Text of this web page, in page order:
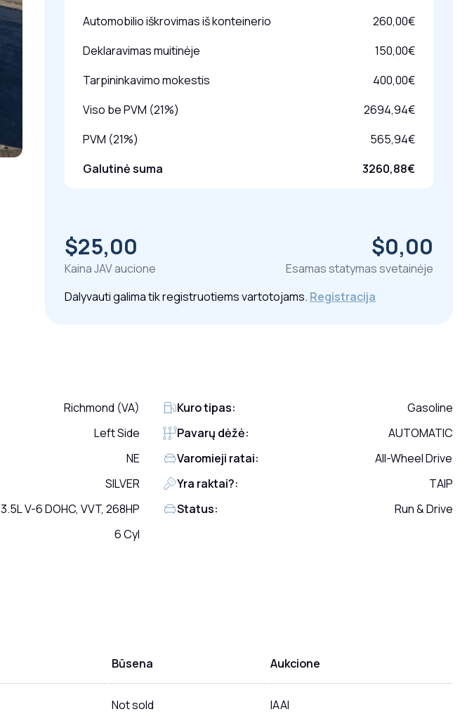
Automobilio iškrovimas iš konteinerio
260,00€
Deklaravimas muitinėje
150,00€
Tarpininkavimo mokestis
400,00€
Viso be PVM (21%)
2694,94€
PVM (21%)
565,94€
Galutinė suma
3260,88€
$25,00
Kaina JAV aucione
$0,00
Esamas statymas svetainėje
Dalyvauti galima tik registruotiems vartotojams. Registracija
Richmond (VA)
Left Side
NE
SILVER
3.5L V-6 DOHC, VVT, 268HP
6 Cyl
Kuro tipas:
Gasoline
Pavarų dėžė:
AUTOMATIC
Varomieji ratai:
All-Wheel Drive
Yra raktai?:
TAIP
Status:
Run & Drive
Būsena Aukcione
Not sold IAAI